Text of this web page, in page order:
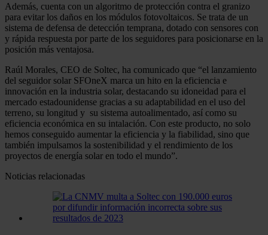
Además, cuenta con un algoritmo de protección contra el granizo
para evitar los daños en los módulos fotovoltaicos. Se trata de un
sistema de defensa de detección temprana, dotado con sensores con
y rápida respuesta por parte de los seguidores para posicionarse en la
posición más ventajosa.
Raúl Morales, CEO de Soltec, ha comunicado que “el lanzamiento
del seguidor solar SFOneX marca un hito en la eficiencia e
innovación en la industria solar, destacando su idoneidad para el
mercado estadounidense gracias a su adaptabilidad en el uso del
terreno, su longitud y su sistema autoalimentado, así como su
eficiencia económica en su intalación. Con este producto, no solo
hemos conseguido aumentar la eficiencia y la fiabilidad, sino que
también impulsamos la sostenibilidad y el rendimiento de los
proyectos de energía solar en todo el mundo”.
Noticias relacionadas